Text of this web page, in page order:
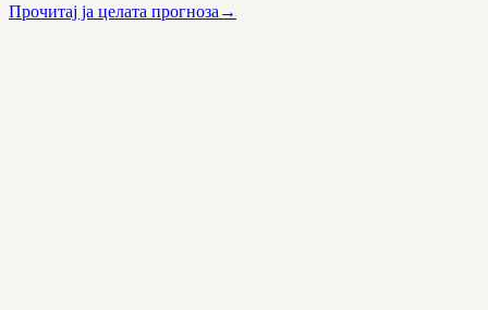
Прочитај ја целата прогноза→